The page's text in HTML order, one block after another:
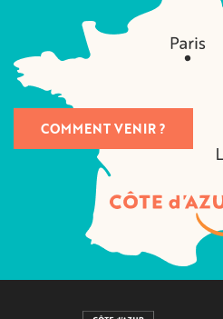
COMMENT VENIR ?